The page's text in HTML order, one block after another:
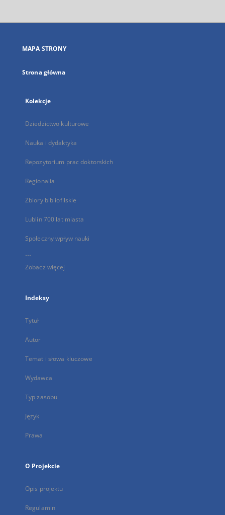
się
karcie
MAPA STRONY
Strona główna
Kolekcje
Dziedzictwo kulturowe
Nauka i dydaktyka
Repozytorium prac doktorskich
Regionalia
Zbiory bibliofilskie
Lublin 700 lat miasta
Społeczny wpływ nauki
...
Zobacz więcej
Indeksy
Tytuł
Autor
Temat i słowa kluczowe
Wydawca
Typ zasobu
Język
Prawa
O Projekcie
Opis projektu
Regulamin